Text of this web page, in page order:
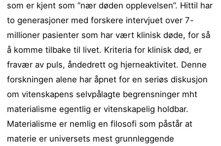
som er kjent som ”nær døden opplevelsen”. Hittil har
to generasjoner med forskere intervjuet over 7-
millioner pasienter som har vært klinisk døde, for så
å komme tilbake til livet. Kriteria for klinisk død, er
fravær av puls, åndedrett og hjerneaktivitet. Denne
forskningen alene har åpnet for en seriøs diskusjon
om vitenskapens selvpålagte begrensninger mht
materialisme egentlig er vitenskapelig holdbar.
Materialisme er nemlig en filosofi som påstår at
materie er universets mest grunnleggende